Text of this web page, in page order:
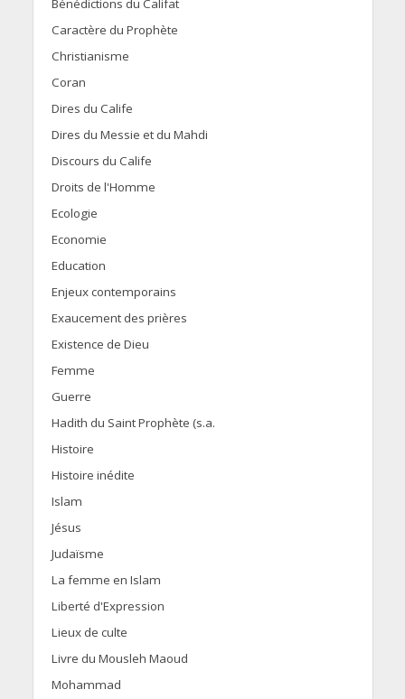
Bénédictions du Califat
Caractère du Prophète
Christianisme
Coran
Dires du Calife
Dires du Messie et du Mahdi
Discours du Calife
Droits de l'Homme
Ecologie
Economie
Education
Enjeux contemporains
Exaucement des prières
Existence de Dieu
Femme
Guerre
Hadith du Saint Prophète (s.a.
Histoire
Histoire inédite
Islam
Jésus
Judaïsme
La femme en Islam
Liberté d'Expression
Lieux de culte
Livre du Mousleh Maoud
Mohammad